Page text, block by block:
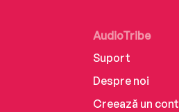
AudioTribe
Suport
Despre noi
Creează un cont